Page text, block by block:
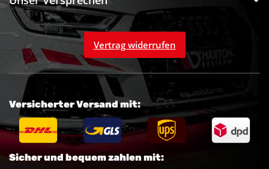
Vertrag widerrufen
Sicher und bequem zahlen mit:
Versicherter Versand mit: